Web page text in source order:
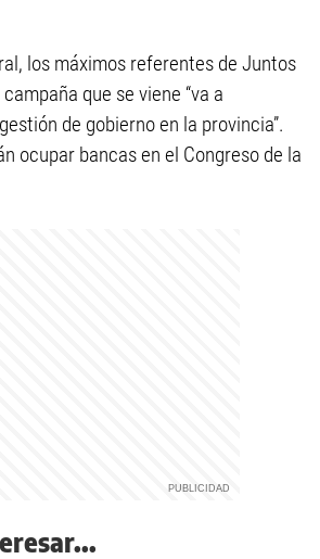
los máximos referentes de Juntos
que se viene “va a
de gobierno en la provincia”.
ocupar bancas en el Congreso de la